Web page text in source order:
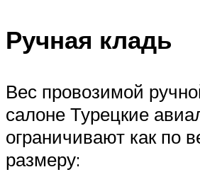
Ручная кладь
Вес провозимой
салоне Турецкие
ограничивают как по
размеру: